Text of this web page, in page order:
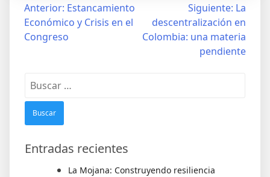
Anterior: Estancamiento
Económico y Crisis en el
Congreso
Siguiente: La
descentralización en
Colombia: una materia
pendiente
Entradas recientes
La Mojana: Construyendo resiliencia